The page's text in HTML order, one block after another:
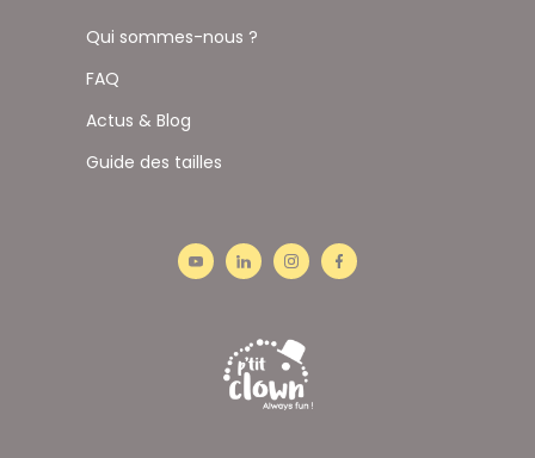
Qui sommes-nous ?
FAQ
Actus & Blog
Guide des tailles